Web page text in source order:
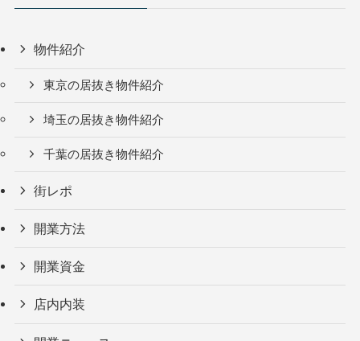
物件紹介
東京の居抜き物件紹介
埼玉の居抜き物件紹介
千葉の居抜き物件紹介
街レポ
開業方法
開業資金
店内内装